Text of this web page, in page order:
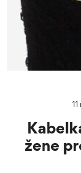
žene